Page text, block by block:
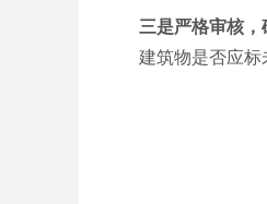
三是严格审核，
建筑物是否应标